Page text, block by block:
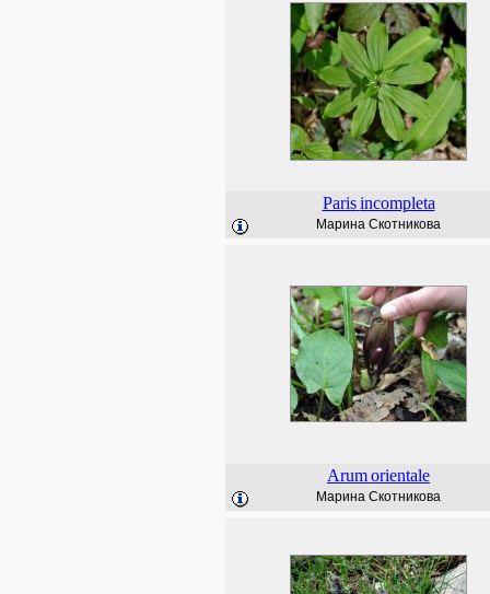
Paris incompleta
Марина Скотникова
Arumorientale
Марина Скотникова